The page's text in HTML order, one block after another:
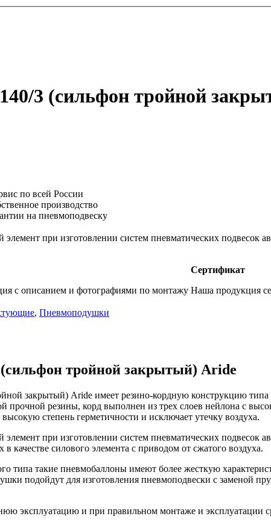
3 (сильфон тройной
по всей России
производство
на пневмоподвеску
при изготовлении систем пневматических подвесок
с описанием и фотографиями по монтажу
Сертификат
Наша продукция
, Пневмоподушки
тройной закрытый) Aride
закрытый) Aride имеет резино-кордную конструкцию
прочной резины, корд выполнен из трех слоев нейлона с
степень герметичности и исключает утечку воздуха.
при изготовлении систем пневматических
качестве силового элемента с приводом от сжатого воздуха.
типа такие пневмобаллоны имеют более жесткую
подойдут для изготовления пневмоподвески с заменой
эксплуатацию и при правильном монтаже и эксплуатации